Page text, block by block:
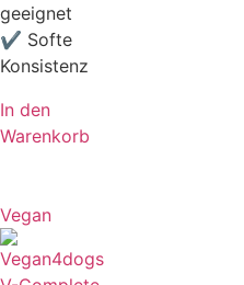
geeignet
✔ Softe
Konsistenz
In den
Warenkorb
Vegan